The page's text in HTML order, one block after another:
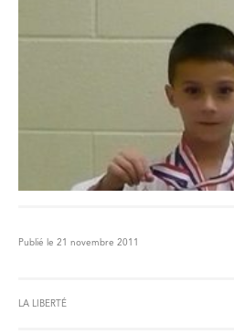
Publié le 21 novembre 2011
LA LIBERTÉ